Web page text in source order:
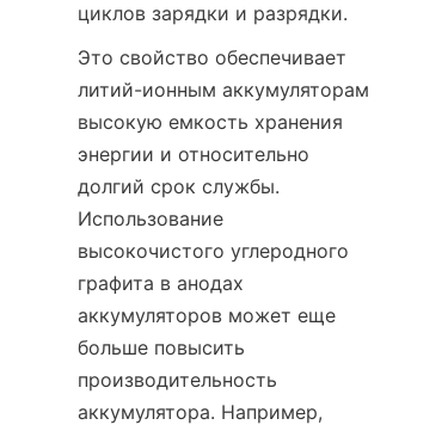
циклов зарядки и разрядки.
Это свойство обеспечивает
литий-ионным аккумуляторам
высокую емкость хранения
энергии и относительно
долгий срок службы.
Использование
высокочистого углеродного
графита в анодах
аккумуляторов может еще
больше повысить
производительность
аккумулятора. Например,